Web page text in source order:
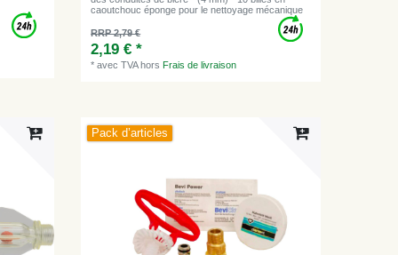
caoutchouc éponge pour le nettoyage mécanique
RRP 2,79 €
2,19 € *
*avec TVAhorsFrais de livraison
Pack d’articles